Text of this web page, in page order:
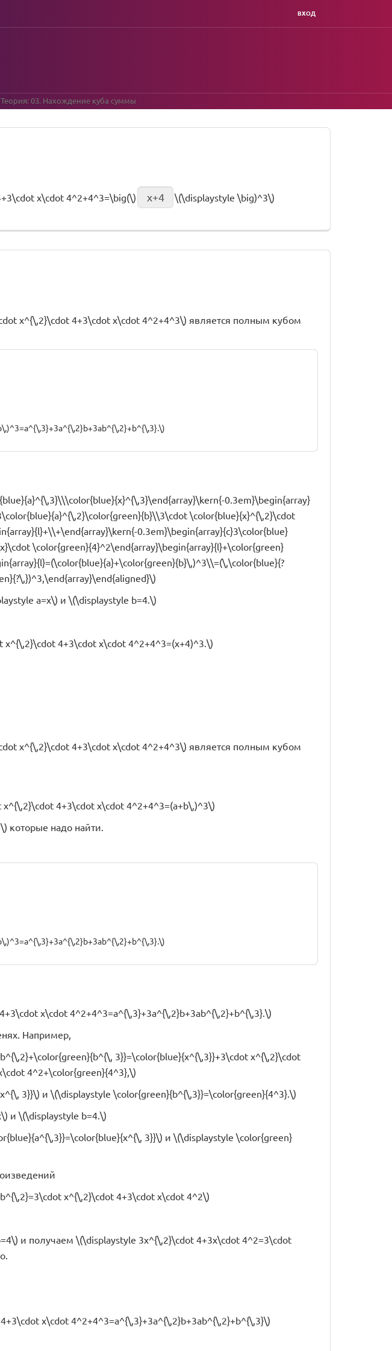
ВХОД
Теория: 03. Нахождение куба суммы
x\cdot 4^2+4^3=\big(\) \(\displaystyle \big)^3\)
x^{\,2}\cdot 4+3\cdot x\cdot 4^2+4^3\) является полным кубом
0.3em}\begin{array}
\color{blue}{x}^{\,2}\cdot
0.3em}\begin{array}{c}3\color{blue}
\color{green}{4}^2\end{array}\begin{array}{l}+\color{green}
a=x\) и \(\displaystyle b=4.\)
x^{\,2}\cdot 4+3\cdot x\cdot 4^2+4^3=(x+4)^3.\)
x^{\,2}\cdot 4+3\cdot x\cdot 4^2+4^3\) является полным кубом
4+3\cdot x\cdot 4^2+4^3=(a+b\,)^3\)
которые надо найти.
x\cdot 4^2+4^3=a^{\,3}+3a^{\,2}b+3ab^{\,2}+b^{\,3}.\)
Например,
3}}=\color{blue}{x^{\,3}}+3\cdot x^{\,2}\cdot
4^2+\color{green}{4^3},\)
3}}\) и \(\displaystyle \color{green}{b^{\,3}}=\color{green}{4^3}.\)
и \(\displaystyle b=4.\)
3}}\) и \(\displaystyle \color{green}
x^{\,2}\cdot 4+3\cdot x\cdot 4^2\)
и получаем \(\displaystyle 3x^{\,2}\cdot 4+3x\cdot 4^2=3\cdot
x\cdot 4^2+4^3=a^{\,3}+3a^{\,2}b+3ab^{\,2}+b^{\,3}\)